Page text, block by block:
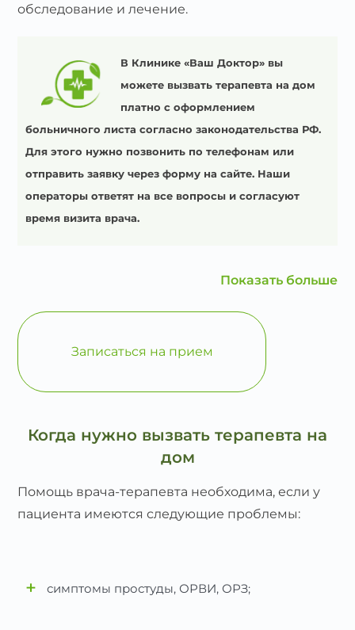
обследование и лечение.
В Клинике «Ваш Доктор» вы
можете вызвать терапевта на дом
платно с оформлением
больничного листа согласно законодательства РФ.
Для этого нужно позвонить по телефонам или
отправить заявку через форму на сайте. Наши
операторы ответят на все вопросы и согласуют
время визита врача.
Показать больше
Записаться на прием
Когда нужно вызвать терапевта на
дом
Помощь врача-терапевта необходима, если у
пациента имеются следующие проблемы:
+ симптомы простуды, ОРВИ, ОРЗ;